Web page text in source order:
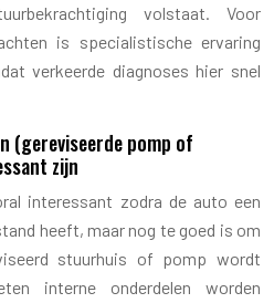
volstaat. Voor
is specialistische ervaring
verkeerde diagnoses hier snel
(gereviseerde pomp of
zijn
interessant zodra de auto een
heeft, maar nog te goed is om
stuurhuis of pomp wordt
interne onderdelen worden